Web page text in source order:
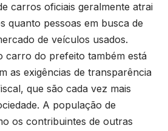
carros oficiais geralmente atrai
quanto pessoas em busca de
de veículos usados.
carro do prefeito também está
as exigências de transparência
que são cada vez mais
A população de
os contribuintes de outras